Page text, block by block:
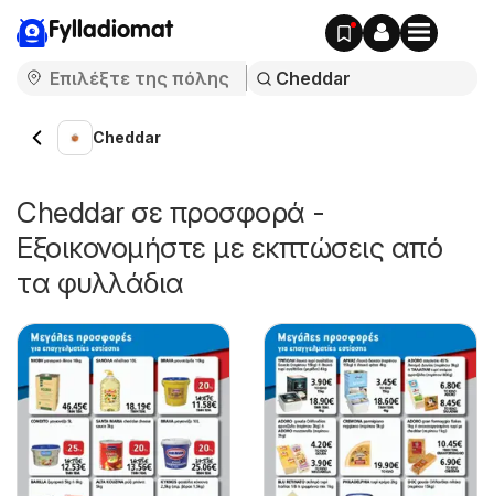
Fylladiomat
Cheddar
Cheddar σε προσφορά -
Εξοικονομήστε με εκπτώσεις από
τα φυλλάδια